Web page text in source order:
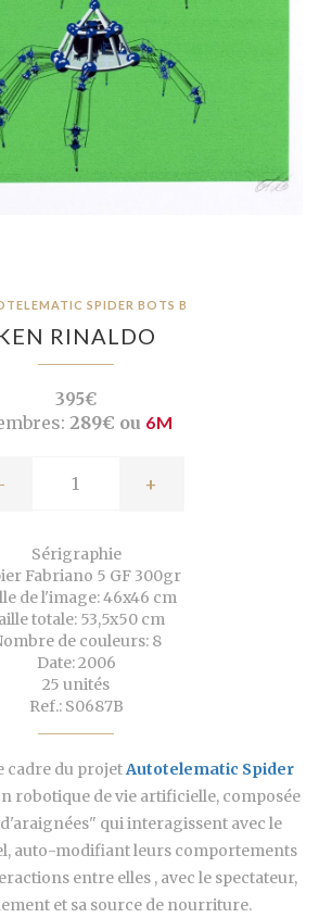
SPIDER BOTS B
RINALDO
395€
289€ ou 6M
+
Sérigraphie
Fabriano 5 GF 300gr
de l'image: 46x46 cm
totale: 53,5x50 cm
de couleurs: 8
Date: 2006
25 unités
Ref.: S0687B
cadre du projetAutotelematic Spider
robotique de vie artificielle, composée
qui interagissent avec le
auto-modifiant leurs comportements
entre elles , avec le spectateur,
et sa source de nourriture.